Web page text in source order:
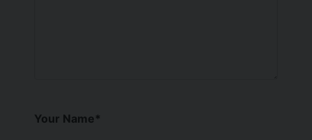
Your Name*